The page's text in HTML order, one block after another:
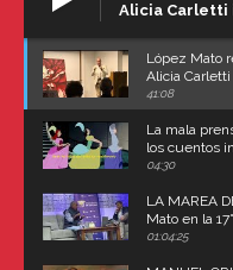
Alicia Carletti
López Mato
Alicia
Carroll
41:08
La mala
los cuentos
04:30
LA MAREA
Mato en la
(Uruguay)
01:04:25